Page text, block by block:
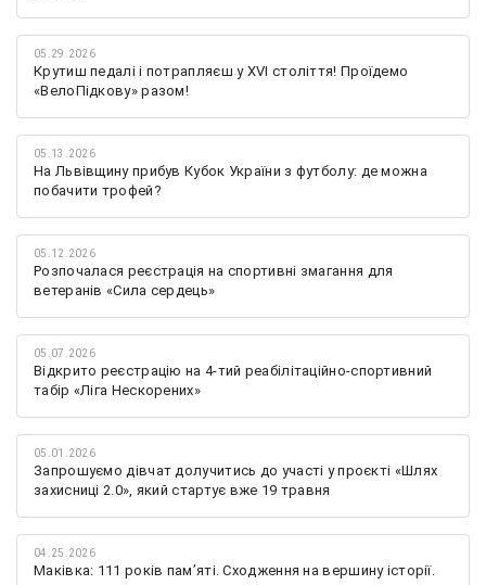
05.29.2026
Крутиш педалі і потрапляєш у XVI століття! Проїдемо
«ВелоПідкову» разом!
05.13.2026
На Львівщину прибув Кубок України з футболу: де можна
побачити трофей?
05.12.2026
Розпочалася реєстрація на спортивні змагання для
ветеранів «Сила сердець»
05.07.2026
Відкрито реєстрацію на 4-тий реабілітаційно-спортивний
табір «Ліга Нескорених»
05.01.2026
Запрошуємо дівчат долучитись до участі у проєкті «Шлях
захисниці 2.0», який стартує вже 19 травня
04.25.2026
Маківка: 111 років пам’яті. Сходження на вершину історії.